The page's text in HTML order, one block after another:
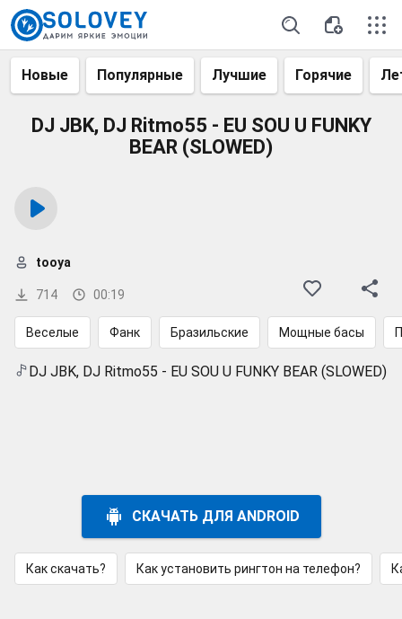
Новые Популярные Лучшие Горячие
DJ JBK, DJ Ritmo55 - EU SOU U FUNKY
BEAR (SLOWED)
714 00:19
tooya
Веселые Фанк Бразильские Мощные басы
DJ JBK, DJ Ritmo55 - EU SOU U FUNKY BEAR (SLOWED)
СКАЧАТЬ ДЛЯ ANDROID
Как скачать? Как установить рингтон на телефон?